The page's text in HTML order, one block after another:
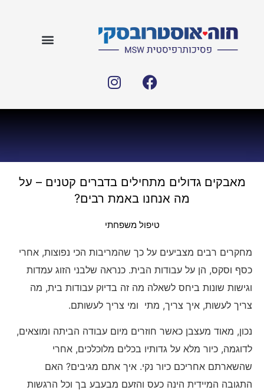
מאבקים גדולים מתחילים בדברים קטנים – על
מה אנחנו באמת רבים?
טיפול משפחתי
מחקרים רבים מצביעים על כך שהמריבות הכי נפוצות, אחרי
כסף וסקס, הן על עבודות הבית. כנראה שלבני הזוג עמדות
וגישות שונות ביחס לשאלה מה זה בדיוק עבודות בית, מה
צריך לעשות, איך צריך, מתי ומי צריך לעשותם.
נכון, מאוד מעצבן כאשר חוזרים מיום עבודה הביתה ומוצאים,
לדוגמה, כיור מלא על גדותיו בכלים מלוכלכים, אחרי
שהשארתם אחריכם כיור נקי. איך אתם מגיבים? האם
התגובה המיידית הינה כעס והזעם מבעבע בך וכל הרגשות